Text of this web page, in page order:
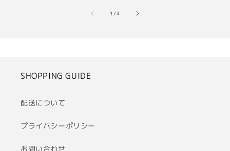
1 /の
4
SHOPPING GUIDE
配送について
プライバシーポリシー
お問い合わせ